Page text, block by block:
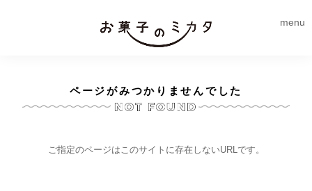
menu
ページがみつかりませんでした
ご指定のページはこのサイトに存在しないURLです。